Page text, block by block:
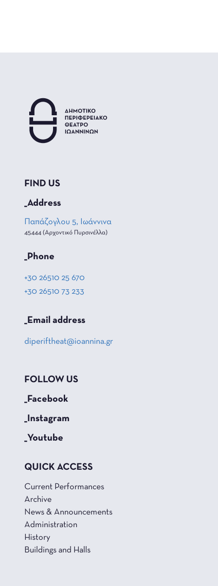
FIND US
_Address
Παπάζογλου 5, Ιωάννινα
45444 (Αρχοντικό Πυρσινέλλα)
_Phone
+30 26510 25 670
+30 26510 73 233
_Email address
diperiftheat@ioannina.gr
FOLLOW US
_Facebook
_Instagram
_Youtube
QUICK ACCESS
Current Performances
Archive
News & Announcements
Administration
History
Buildings and Halls